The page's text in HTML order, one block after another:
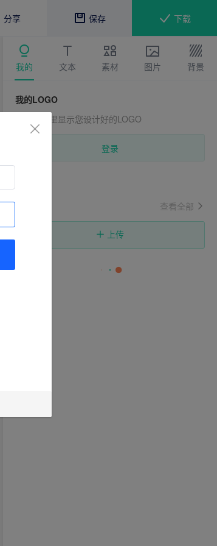
分享 保存 下载
我的 文本 素材 图片 背景
我的LOGO
登录后这里显示您设计好的LOGO
登录
查看全部
上传